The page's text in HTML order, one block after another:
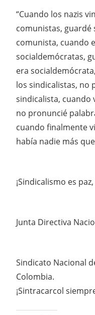
“Cuando los nazis
comunistas, guardé
comunista, cuando
socialdemócratas,
era
los sindicalistas, no
sindicalista, cuando
no pronuncié
cuando finalmente
había nadie más
¡Sindicalismo es
Junta Directiva
Sindicato Nacional
Colombia.
¡Sintracarcol